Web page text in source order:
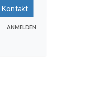
Kontakt
ANMELDEN